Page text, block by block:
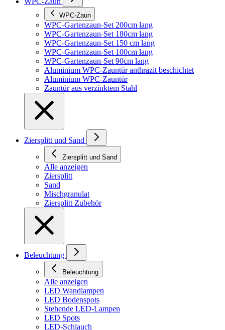
WPC-Zaun
WPC-Gartenzaun-Set 200cm lang
WPC-Gartenzaun-Set 180cm lang
WPC-Gartenzaun-Set 150 cm lang
WPC-Gartenzaun-Set 100cm lang
WPC-Gartenzaun-Set 90cm lang
Aluminium WPC-Zauntür anthrazit beschichtet
Aluminium WPC-Zauntür
Zauntür aus verzinktem Stahl
Ziersplitt und Sand
Ziersplitt und Sand
Alle anzeigen
Ziersplitt
Sand
Mischgranulat
Ziersplitt Zubehör
Beleuchtung
Beleuchtung
Alle anzeigen
LED Wandlampen
LED Bodenspots
Stehende LED-Lampen
LED Spots
LED-Schlauch